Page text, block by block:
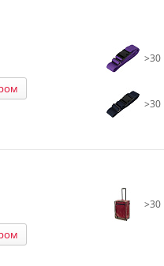
>30
>30
>30